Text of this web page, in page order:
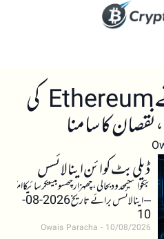
FG Nexus نے Ethereum کی
کا سامنا
ڈیلی بٹ کوائن اینالائسس
بٹکوائنکیمحدودبحالی،چھہزارچھسوبیستکرسائیکاامکان
– اینالائسس برائے تاریخ 2026-08-
10
Owais Paracha 10/08/2026